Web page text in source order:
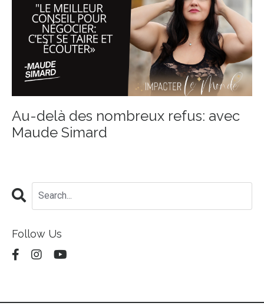
Au-delà des nombreux refus: avec
Maude Simard
Follow Us